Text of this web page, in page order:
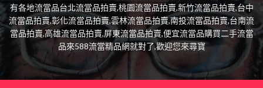
有各地流當品台北流當品拍賣,桃園流當品拍賣,新竹流當品拍賣,台中
流當品拍賣,彰化流當品拍賣,雲林流當品拍賣,南投流當品拍賣,台南流
當品拍賣,高雄流當品拍賣,屏東流當品拍賣,便宜流當品購買二手流當
品來588流當精品網就對了,歡迎您來尋寶